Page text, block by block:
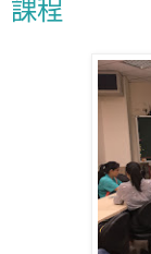
課程